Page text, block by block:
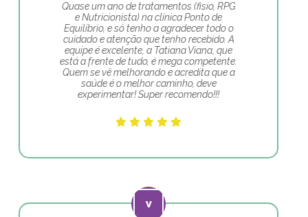
Quase um ano de tratamentos (fisio, RPG
e Nutricionista) na clínica Ponto de
Equilíbrio, e só tenho a agradecer todo o
cuidado e atenção que tenho recebido. A
equipe é excelente, a Tatiana Viana, que
está a frente de tudo, é mega competente.
Quem se vê melhorando e acredita que a
saúde é o melhor caminho, deve
experimentar! Super recomendo!!!